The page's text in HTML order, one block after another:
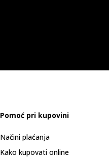
Pomoć pri kupovini
Načini plaćanja
Kako kupovati online